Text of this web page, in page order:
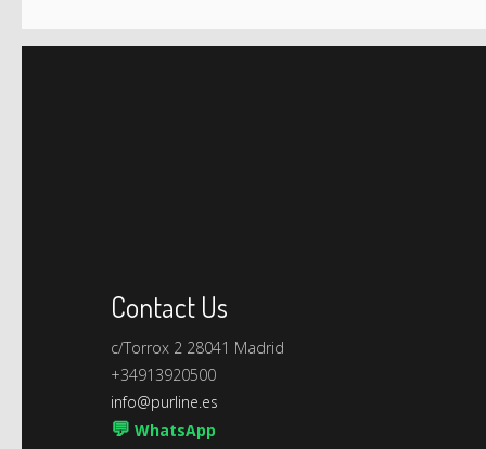
Contact Us
c/Torrox 2 28041 Madrid
+34913920500
info@purline.es
💬 WhatsApp